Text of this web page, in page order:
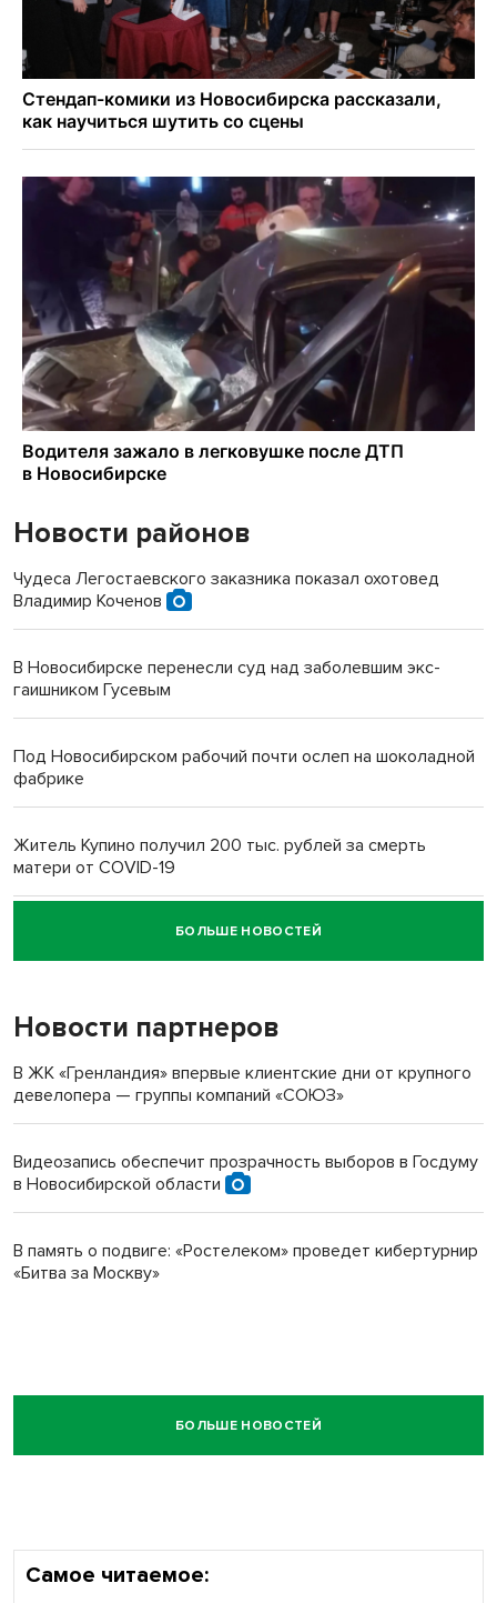
Новости районов
Чудеса Легостаевского заказника показал охотовед
Владимир Коченов
В Новосибирске перенесли суд над заболевшим экс-
гаишником Гусевым
Под Новосибирском рабочий почти ослеп на шоколадной
фабрике
Житель Купино получил 200 тыс. рублей за смерть
матери от COVID-19
Новосибирский суд наказал водителя за смерть
пенсионерки на вокзале
БОЛЬШЕ НОВОСТЕЙ
Новости партнеров
В ЖК «Гренландия» впервые клиентские дни от крупного
девелопера — группы компаний «СОЮЗ»
Видеозапись обеспечит прозрачность выборов в Госдуму
в Новосибирской области
В память о подвиге: «Ростелеком» проведет кибертурнир
«Битва за Москву»
БОЛЬШЕ НОВОСТЕЙ
Самое читаемое: